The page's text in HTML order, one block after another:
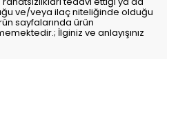
ve/veya ilaç niteliğinde olduğu
sayfalarında ürün
İlginiz ve anlayışınız